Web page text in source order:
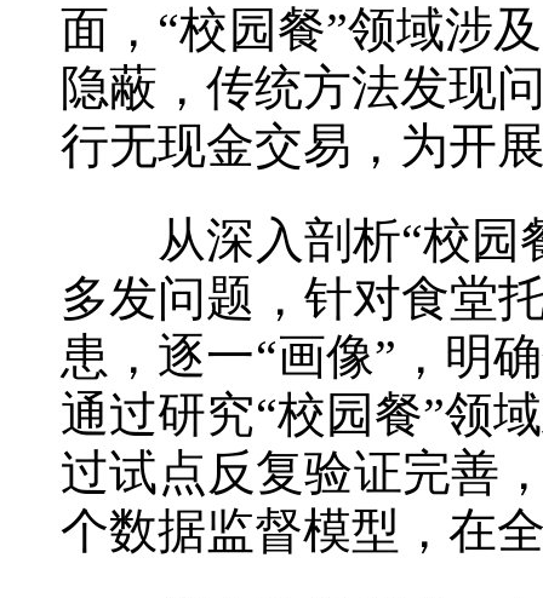
面，“校园餐”领域涉
隐蔽，传统方法发现
行无现金交易，为开
从深入剖析“校园餐
多发问题，针对食堂
患，逐一“画像”，明
通过研究“校园餐”领
过试点反复验证完善
个数据监督模型，在